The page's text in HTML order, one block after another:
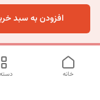
افزودن به سبد
خانه